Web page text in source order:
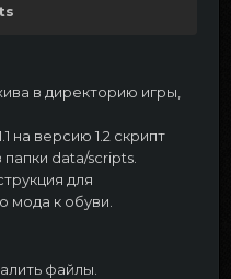
в директорию игры,
на версию 1.2 скрипт
data/scripts.
для
к обуви.
файлы.